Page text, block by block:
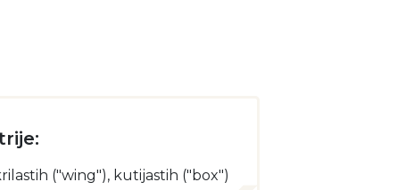
("wing"), kutijastih ("box")